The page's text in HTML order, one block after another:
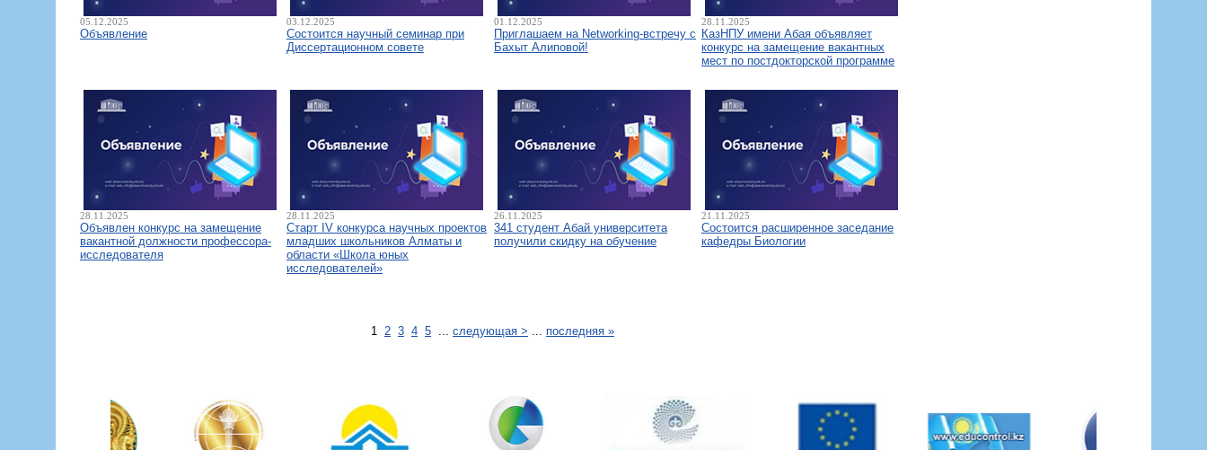
05.12.2025
Объявление
03.12.2025
Состоится научный семинар при
Диссертационном совете
01.12.2025
Приглашаем на Networking-встречу с
Бахыт Алиповой!
28.11.2025
КазНПУ имени Абая объявляет
конкурс на замещение вакантных
мест по постдокторской программе
28.11.2025
Объявлен конкурс на замещение
вакантной должности профессора-
исследователя
28.11.2025
Старт IV конкурса научных проектов
младших школьников Алматы и
области «Школа юных
исследователей»
26.11.2025
341 студент Абай университета
получили скидку на обучение
21.11.2025
Состоится расширенное заседание
кафедры Биологии
1 2 3 4 5 ... следующая > ... последняя »